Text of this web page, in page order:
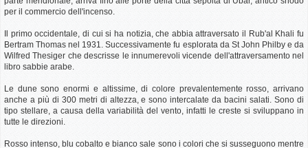
per il commercio dell'incenso.
Il primo occidentale, di cui si ha notizia, che abbia attraversato il Rub'al Khali fu
Bertram Thomas nel 1931. Successivamente fu esplorata da St John Philby e da
Wilfred Thesiger che descrisse le innumerevoli vicende dell'attraversamento nel
libro sabbie arabe.
Le dune sono enormi e altissime, di colore prevalentemente rosso, arrivano
anche a più di 300 metri di altezza, e sono intercalate da bacini salati. Sono di
tipo stellare, a causa della variabilità del vento, infatti le creste si sviluppano in
tutte le direzioni.
Rosso intenso, blu cobalto e bianco sale sono i colori che si susseguono mentre